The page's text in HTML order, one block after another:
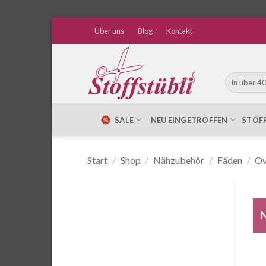
Über uns Blog Kontakt
Suche
nach:
SALE NEU EINGETROFFEN
Start / Shop / Nähzubehör / Fäden /